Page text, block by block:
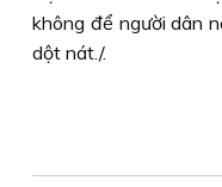
không để người dân
dột nát./.